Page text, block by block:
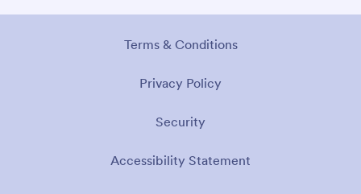
Terms & Conditions
Privacy Policy
Security
Accessibility Statement